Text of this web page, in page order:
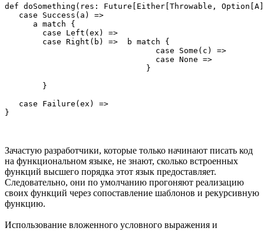
def doSomething(res: Future[Either[Throwable,
   case Success(a) =>
      a match {
        case Left(ex) =>
        case Right(b) =>  b match {
                                case Some(c) =>
                                case None =>
                              }
        }
   case Failure(ex) =>
}
Зачастую разработчики, которые только начинают писать код
на функциональном языке, не знают, сколько встроенных
функций высшего порядка этот язык предоставляет.
Следовательно, они по умолчанию прогоняют реализацию
своих функций через сопоставление шаблонов и рекурсивную
функцию.
Использование вложенного условного выражения и